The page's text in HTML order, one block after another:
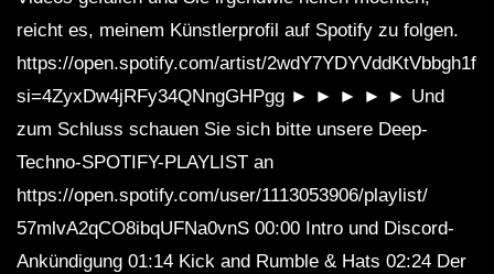
reicht es, meinem Künstlerprofil auf Spotify zu folgen.
https://open.spotify.com/artist/
si=4ZyxDw4jRFy34QNngGHPgg ► ► ► ► ► Und
zum Schluss schauen Sie sich bitte unsere Deep-
Techno-SPOTIFY-PLAYLIST an
https://open.spotify.com/user/1113053906/playlist/
57mlvA2qCO8ibqUFNa0vnS 00:00 Intro und Discord-
Ankündigung 01:14 Kick and Rumble & Hats 02:24 Der